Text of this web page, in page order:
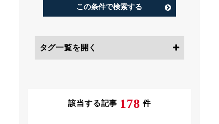
この条件で検索する
タグ一覧を開く
該当する記事 178 件